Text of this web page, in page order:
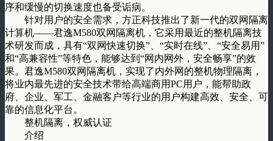
序和缓慢的切换速度也备受诟病。
针对用户的安全需求，方正科技推出了新一代的双网隔离
计算机——君逸M580双网隔离机，它采用最近的整机隔离技
术研发而成，具有“双网快速切换”、“实时在线”、“安全易用”
和“高兼容性”等特色，能够达到“网内网外，安全畅享”的效
果。君逸M580双网隔离机，实现了内外网的整机物理隔离，
将业内最先进的安全技术带给高端商用PC用户，能帮助政
府、企业、军工、金融客户等行业的用户构建高效、安全、可
靠的信息化平台。
整机隔离，权威认证
介绍